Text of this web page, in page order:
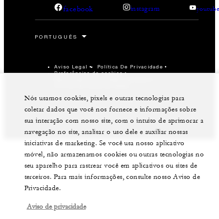
facebook instagram
Aviso Legal Política De Privacidade
Preferências de cookies
©Four Seasons Hotels Limited 1997-2026. Todos os
direitos reservados.
Nós usamos cookies, pixels e outras tecnologias para
coletar dados que você nos fornece e informações sobre
sua interação com nosso site, com o intuito de aprimorar a
navegação no site, analisar o uso dele e auxiliar nossas
iniciativas de marketing. Se você usa nosso aplicativo
móvel, não armazenamos cookies ou outras tecnologias no
seu aparelho para rastrear você em aplicativos ou sites de
terceiros. Para mais informações, consulte nosso Aviso de
Privacidade.
Aviso de privacidade